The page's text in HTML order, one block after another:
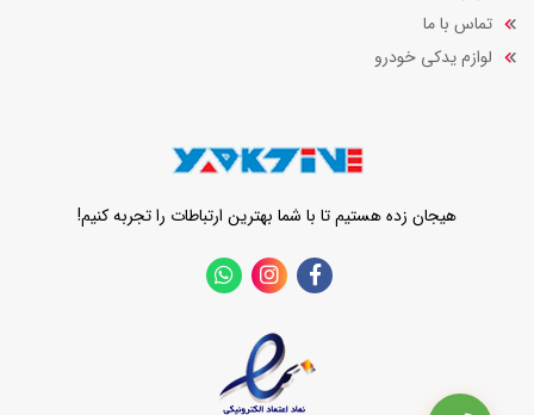
تماس با ما
لوازم یدکی خودرو
هیجان زده هستیم تا با شما بهترین ارتباطات را تجربه کنیم!